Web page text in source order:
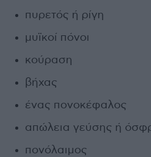
πυρετός ή ρίγη
μυϊκοί πόνοι
κούραση
βήχας
ένας πονοκέφαλος
απώλεια γεύσης ή
πονόλαιμος